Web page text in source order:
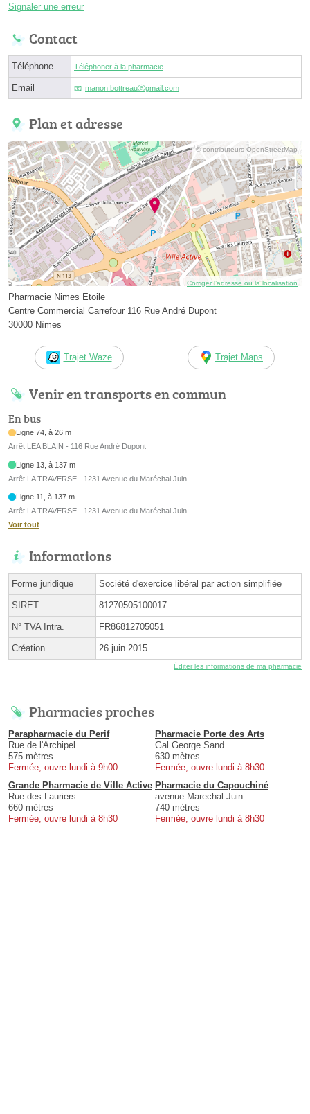
Signaler une erreur
Contact
Téléphone Téléphoner à la pharmacie
Email manon.bottreauⓐgmail.com
Plan et adresse
© contributeurs OpenStreetMap
Corriger l’adresse ou la localisation
Pharmacie Nimes Etoile
Centre Commercial Carrefour 116 Rue André Dupont
30000 Nîmes
Trajet Waze Trajet Maps
Venir en transports en commun
En bus
Ligne 74, à 26 m
Arrêt LEA BLAIN - 116 Rue André Dupont
Ligne 13, à 137 m
Arrêt LA TRAVERSE - 1231 Avenue du Maréchal Juin
Ligne 11, à 137 m
Arrêt LA TRAVERSE - 1231 Avenue du Maréchal Juin
Voir tout
Informations
Forme juridique Société d'exercice libéral par action simplifiée
SIRET 81270505100017
N° TVA Intra. FR86812705051
Création 26 juin 2015
Éditer les informations de ma pharmacie
Pharmacies proches
Parapharmacie du Perif
Rue de l'Archipel
575 mètres
Fermée, ouvre lundi à 9h00
Pharmacie Porte des Arts
Gal George Sand
630 mètres
Fermée, ouvre lundi à 8h30
Grande Pharmacie de Ville Active
Rue des Lauriers
660 mètres
Fermée, ouvre lundi à 8h30
Pharmacie du Capouchiné
avenue Marechal Juin
740 mètres
Fermée, ouvre lundi à 8h30